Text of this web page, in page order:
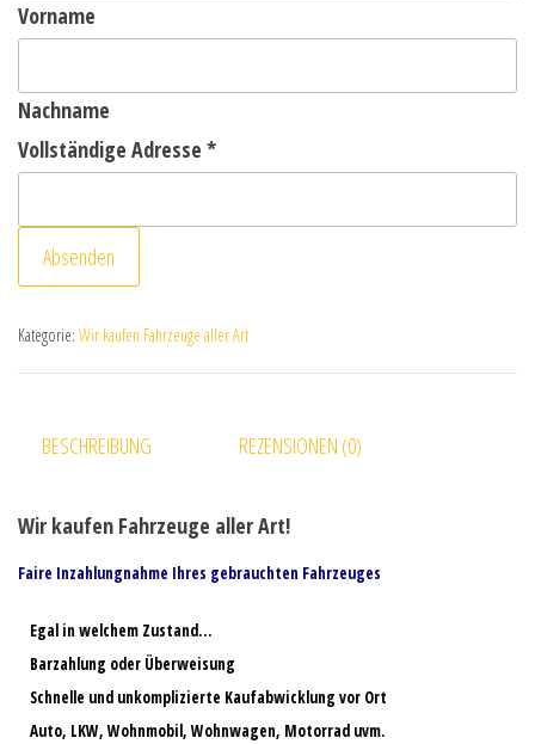
Vorname
Nachname
Vollständige Adresse *
Absenden
Kategorie: Wir kaufen Fahrzeuge aller Art
BESCHREIBUNG REZENSIONEN (0)
Wir kaufen Fahrzeuge aller Art!
Faire Inzahlungnahme Ihres gebrauchten Fahrzeuges
Egal in welchem Zustand…
Barzahlung oder Überweisung
Schnelle und unkomplizierte Kaufabwicklung vor Ort
Auto, LKW, Wohnmobil, Wohnwagen, Motorrad uvm.